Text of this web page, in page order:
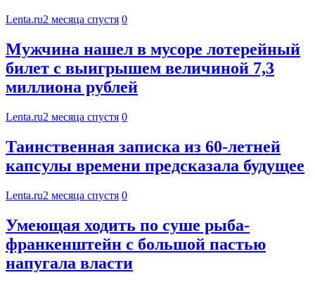
Lenta.ru2 месяца спустя 0
Мужчина нашел в мусоре лотерейный
билет с выигрышем величиной 7,3
миллиона рублей
Lenta.ru2 месяца спустя 0
Таинственная записка из 60-летней
капсулы времени предсказала будущее
Lenta.ru2 месяца спустя 0
Умеющая ходить по суше рыба-
франкенштейн с большой пастью
напугала власти